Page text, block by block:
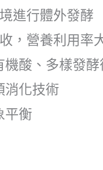
進行體外發酵
，營養利用率
機酸、多樣發酵
消化技術
平衡